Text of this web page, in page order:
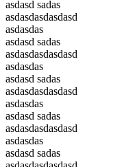
asdasd sadas
asdasdasdasdasd
asdasdas
asdasd sadas
asdasdasdasdasd
asdasdas
asdasd sadas
asdasdasdasdasd
asdasdas
asdasd sadas
asdasdasdasdasd
asdasdas
asdasd sadas